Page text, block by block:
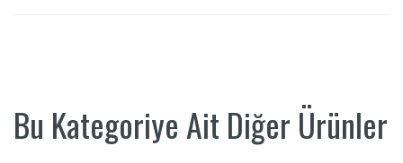
Bu Kategoriye Ait Diğer Ürünler